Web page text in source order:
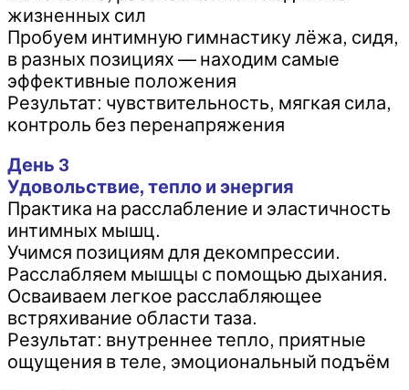
жизненных сил
Пробуем интимную гимнастику лёжа, сидя,
в разных позициях — находим самые
эффективные положения
Результат: чувствительность, мягкая сила,
контроль без перенапряжения
День 3
Удовольствие, тепло и энергия
Практика на расслабление и эластичность
интимных мышц.
Учимся позициям для декомпрессии.
Расслабляем мышцы с помощью дыхания.
Осваиваем легкое расслабляющее
встряхивание области таза.
Результат: внутреннее тепло, приятные
ощущения в теле, эмоциональный подъём